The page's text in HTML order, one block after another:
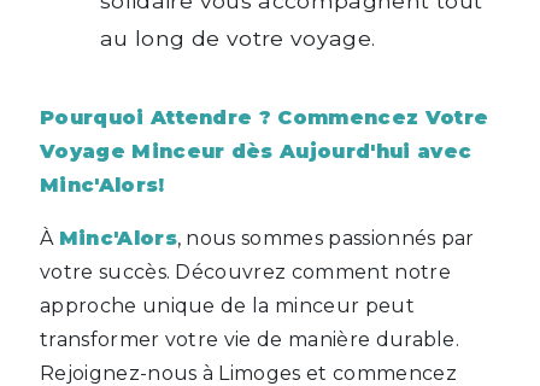
au long de votre voyage.
Pourquoi Attendre ? Commencez Votre
Voyage Minceur dès Aujourd'hui avec
Minc'Alors!
À Minc'Alors, nous sommes passionnés par
votre succès. Découvrez comment notre
approche unique de la minceur peut
transformer votre vie de manière durable.
Rejoignez-nous à Limoges et commencez